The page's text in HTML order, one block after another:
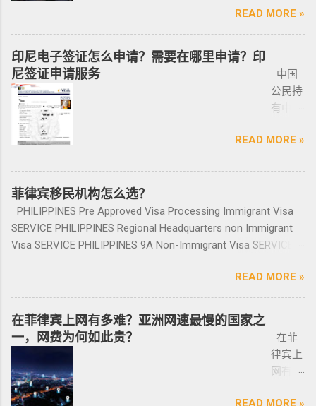
此外还要求，要携带枪支外出的人，必须以合
手枪。 目前共有五种持有枪支的许可证： 类别
1 －最多拥有2支枪 类别 2 -最多拥有5支枪 类别
3 -最多拥有10支枪 类别 4 -最多拥有15支枪 类
中国人出境被扣护照，被扣护照后面的处理方
式只有遣返。 上了菲律宾黑名单以后怎么再入
境 如果您已经被遣返回去了，并且还想再来菲
律宾的话，那么您可以联系我们帮您洗黑直接
清底，整个周期15个工作日，洗好了以后再入
境不会有任何被拦，包入境的。 如果您需要了
题也可以询问。 遣返回国的流程是什么？ 1. 先
提交到移民局，等待a...
哪里交保险，保险品类； 4、车牌要注意是不是
你取回来再交易，因为现在两年以上的车牌基
本都下来了，如果你不知道去哪里换贴牌也是
比较麻烦的，何况大部分人英语都不太好，贴
牌的车牌号和临时车牌的车牌号不是同一个号
讳的号码； 5、车钥匙一般是2-三把，2把自动1
合同、一份保险、 一份OR/CR文件，这些一定
要放在家里保存好，OR/CR可以复印两张放到车
里备用 ； 想了解更多最新信息欢迎联系和咨询
我们，微信：BGC998 电报@BGC998 Whats
优先使用TG免验证，咨询请主动告知咨询项
目，菲律宾MAKATI 实体公司，客户 隐私保护
安全 可靠，可以安排工作人员上门取...
宾退休署(PRA)颁发的移民绿卡，持有者可以自
由出入境，并在菲律宾永居。 申请条件一般
分为两种：现金存款类和房产投资类。 现金
存款类： （1）申请人的年龄需在50岁以上：
一家三口存款2万美元，多一个人需另存款1.5万
美元/人； （2）存款冻结在银行，不能用于
赎回存款。 房产投资类： （1）存款可全
（2）房产不能出售，但可用于出租； （3）
申请人需要拿到菲律宾的房产证，才能在PRA申
请置换之前办理SRRV身份时存入的存款。 申
请流程： 1、申请人提供基础的申请材料做初
审，后转款两万美金到相关部门； 2、审核该
存款的安全性，申请人需要入境菲律宾完成后
人无须
就能做
完报
道。做
报道后
上。
咨询微
信
8 小
飞机
998 菲
律宾马
尼拉
——移
民局
同比增长放缓。由于新冠疫情，2020 年仅交付
了约 3,370 套，低于 2019 年的 11,200套和过去
十年的年均 7,900 套。 ●菲律宾998不动产机构
998 Real Estate 专注于为华人在菲律宾马尼拉
地区提供一站式的期房投资、炒楼花、现房买
卖、房屋租赁、越来越多的华人对菲律宾旅游
投资,菲律宾移民感兴趣,居外网菲律宾房地产网,
为您精彩呈现菲律宾房子,来居外投资菲律宾房
大的外国人不动产服务机构之一，主要服务在
菲外国人以及在菲工作生活的业主和租客，提
供一站式中文/英文资讯服务。供菲律宾的新
房、二手房、特价房、二手楼花、开发商、投
资指南等房产信息,为房产投资者菲律宾买房提
态。 ●菲律宾998不动产机构 998 Real Estate
长期紧密协作知名的菲律宾各大地产开发商以
及合规中介资源公司为主要合作伙伴，集合更
多资源，能针对外国投资者提供从不动产精
READ MORE »
印尼电子签证怎么申请？需要在哪里申请？印
尼签证申请服务
中国
公民持
有中国
要菲律
前往印
印尼签
证？
泰国出
印尼办
亚出发
前往印
尼办理
READ MORE »
菲律宾移民机构怎么选？
PHILIPPINES Pre Approved Visa Processing Immigrant Visa
SERVICE PHILIPPINES Regional Headquarters non Immigrant
Visa SERVICE PHILIPPINES 9A Non-Immigrant Visa SERVICE
Pre-Arranged Employment Visa SERVICE PHILIPPINES Special
Investor’s Resident Visa SERVICE PHILIPPINES Special
Resident Retiree’s Visa SERVICE It’s Business Permit Renewal
Time for 2022 PHILIPPINES PHILIPPINES Business Structures
and Entities SERVICE PHILIPPINES Office Setup Services
PHILIPPINES Human Resources Consulting SERVICE
PHILIPPINES Call Center and BPO Setup SERVICE PHILIPPINES
Recruitment & Executive Search Services PHILIPPINES Tax
READ MORE »
在菲律宾上网有多难？亚洲网速最慢的国家之
一，网费为何如此贵？
在菲
律宾上
网有多
READ MORE »